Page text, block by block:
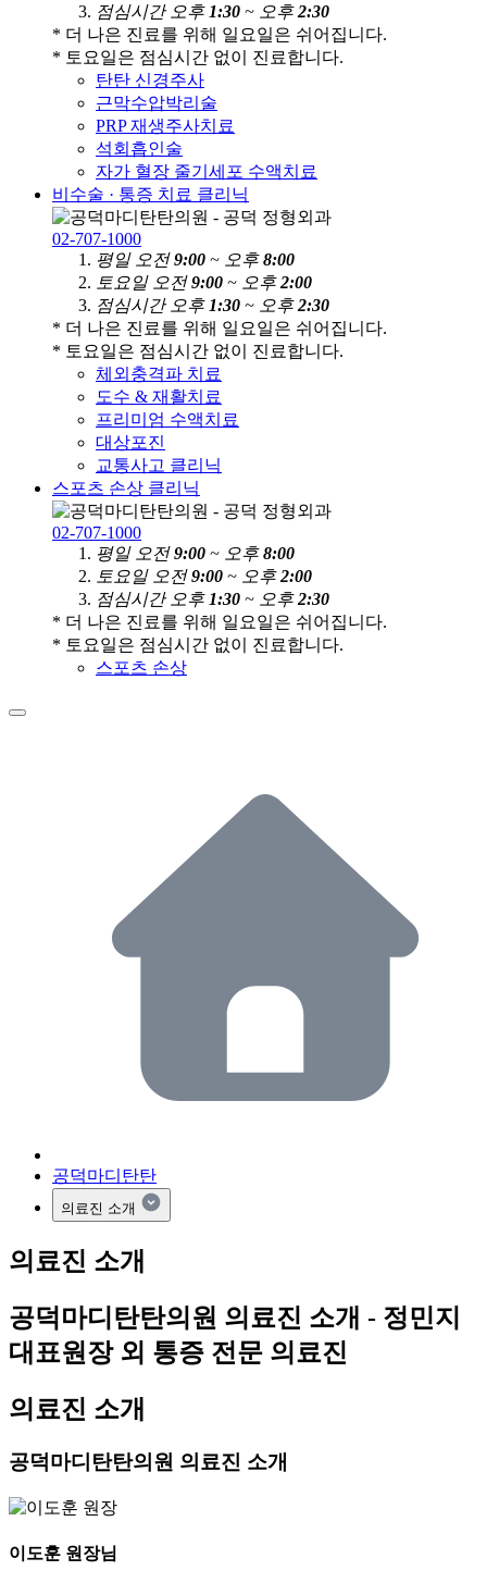
점심시간 오후1:30 ~ 오후2:30
* 더 나은 진료를 위해 일요일은 쉬어집니다.
* 토요일은 점심시간 없이 진료합니다.
탄탄 신경주사
근막수압박리술
PRP 재생주사치료
석회흡인술
자가 혈장 줄기세포 수액치료
비수술 · 통증 치료 클리닉
02-707-1000
평일 오전9:00 ~ 오후8:00
토요일 오전9:00 ~ 오후2:00
점심시간 오후1:30 ~ 오후2:30
* 더 나은 진료를 위해 일요일은 쉬어집니다.
* 토요일은 점심시간 없이 진료합니다.
체외충격파 치료
도수 & 재활치료
프리미엄 수액치료
대상포진
교통사고 클리닉
스포츠 손상 클리닉
02-707-1000
평일 오전9:00 ~ 오후8:00
토요일 오전9:00 ~ 오후2:00
점심시간 오후1:30 ~ 오후2:30
* 더 나은 진료를 위해 일요일은 쉬어집니다.
* 토요일은 점심시간 없이 진료합니다.
스포츠 손상
공덕마디탄탄
의료진 소개
의료진 소개
공덕마디탄탄의원 의료진 소개 - 정민지
대표원장 외 통증 전문 의료진
의료진 소개
공덕마디탄탄의원 의료진 소개
이도훈 원장님